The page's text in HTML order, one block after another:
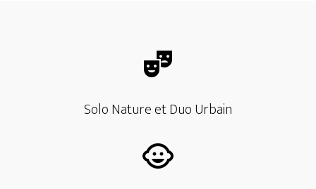
Solo Nature et Duo Urbain